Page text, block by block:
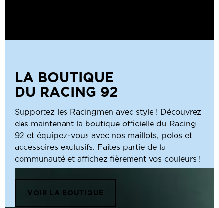
LA BOUTIQUE
DU RACING 92
Supportez les Racingmen avec style ! Découvrez
dès maintenant la boutique officielle du Racing
92 et équipez-vous avec nos maillots, polos et
accessoires exclusifs. Faites partie de la
communauté et affichez fièrement vos couleurs !
VOIR LA BOUTIQUE